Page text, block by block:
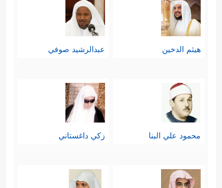
هيثم الدخين عبدالرشيد صوفي
محمود علي البنا زكي داغستاني